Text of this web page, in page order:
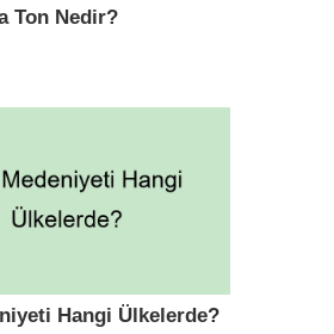
Ton Nedir?
Hangi Ülkelerde?